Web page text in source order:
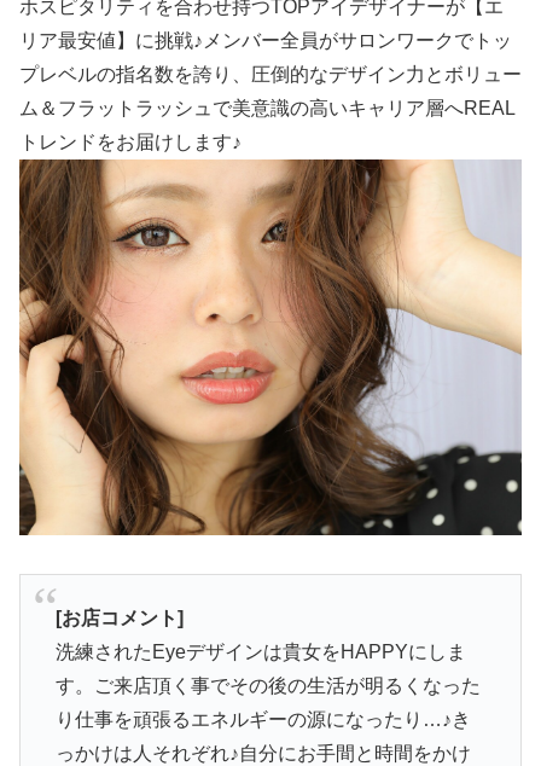
ホスピタリティを合わせ持つTOPアイデザイナーが【エ
リア最安値】に挑戦♪メンバー全員がサロンワークでトッ
プレベルの指名数を誇り、圧倒的なデザイン力とボリュー
ム＆フラットラッシュで美意識の高いキャリア層へREAL
トレンドをお届けします♪
[お店コメント]
洗練されたEyeデザインは貴女をHAPPYにしま
す。ご来店頂く事でその後の生活が明るくなった
り仕事を頑張るエネルギーの源になったり…♪き
っかけは人それぞれ♪自分にお手間と時間をかけ